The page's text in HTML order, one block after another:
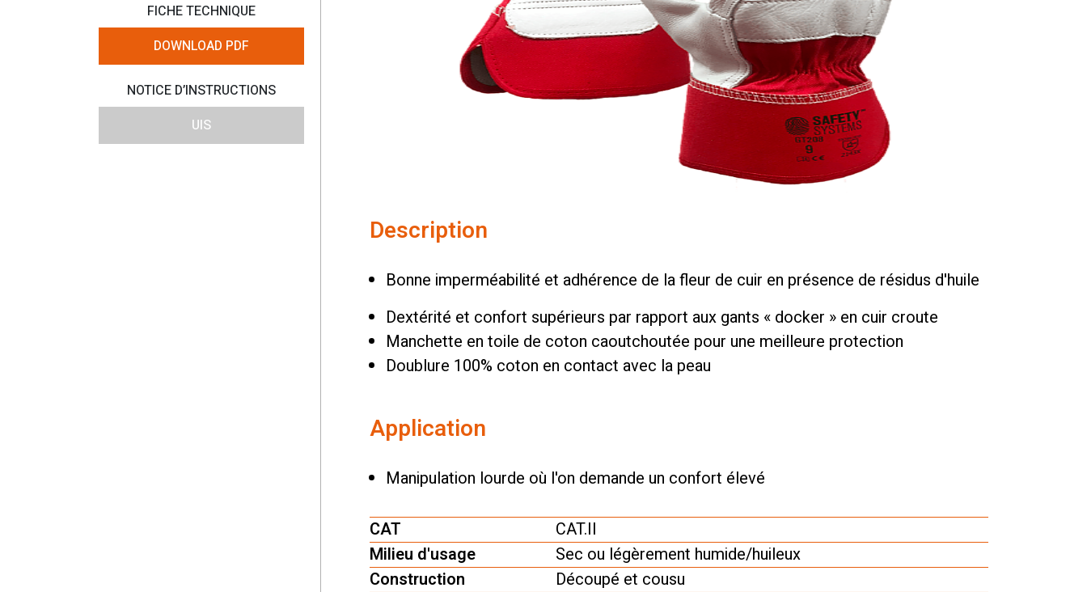
FICHE TECHNIQUE
DOWNLOAD PDF
NOTICE D’INSTRUCTIONS
UIS
Description
Bonne imperméabilité et adhérence de la fleur de cuir en présence de résidus d'huile
Dextérité et confort supérieurs par rapport aux gants « docker » en cuir croute
Manchette en toile de coton caoutchoutée pour une meilleure protection
Doublure 100% coton en contact avec la peau
Application
Manipulation lourde où l'on demande un confort élevé
CAT
CAT.II
Milieu d'usage
Sec ou légèrement humide/huileux
Construction
Découpé et cousu